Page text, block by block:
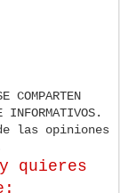
COMPARTEN
INFORMATIVOS.
las opiniones
quieres